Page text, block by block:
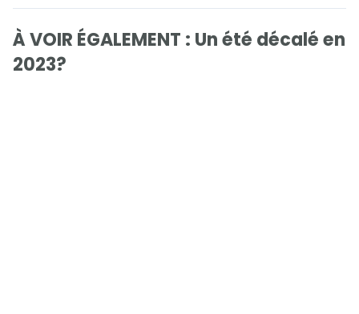
À VOIR ÉGALEMENT : Un été décalé en
2023?